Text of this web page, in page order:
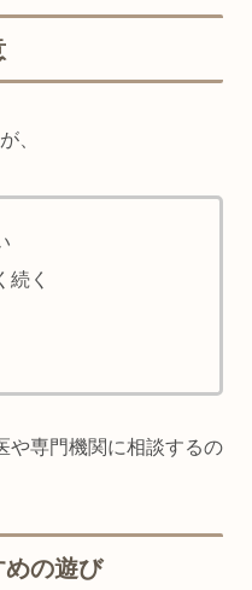
、
続く
や専門機関に相談するの
めの遊び